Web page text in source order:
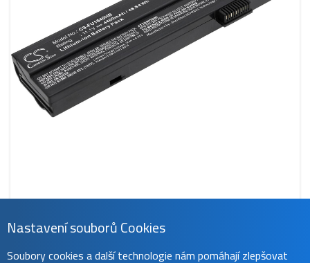
Nastavení souborů Cookies
Soubory cookies a další technologie nám pomáhají zlepšovat